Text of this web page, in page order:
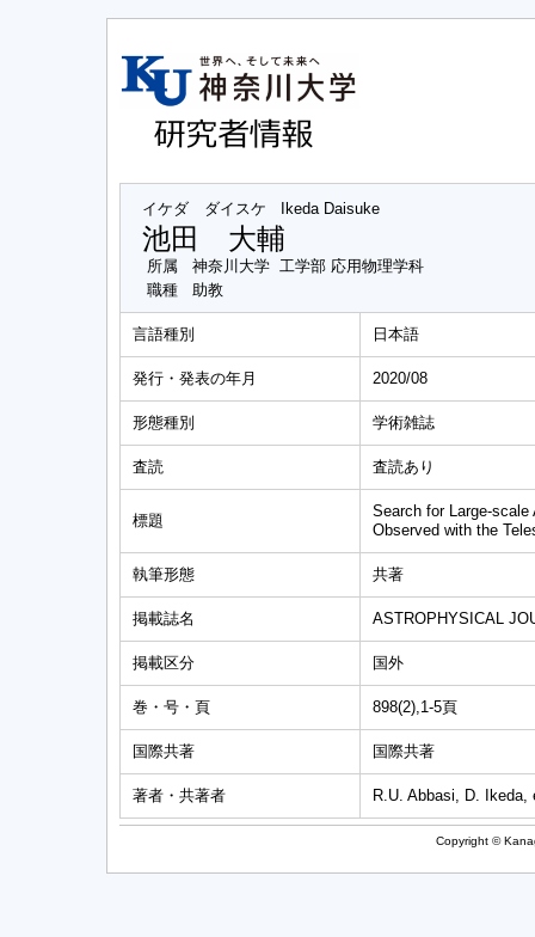
イケダ ダイスケ Ikeda Daisuke
池田 大輔
所属
神奈川大学 工学部 応用物理学科
職種
助教
言語種別 日本語
発行・発表の年月 2020/08
形態種別 学術雑誌
査読 査読あり
標題
Search for Large-
Observed with the
執筆形態 共著
掲載誌名 ASTROPHYSICAL
掲載区分 国外
巻・号・頁 898(2),1-5頁
国際共著 国際共著
著者・共著者 R.U. Abbasi, D. Ikeda,
Copyright ©